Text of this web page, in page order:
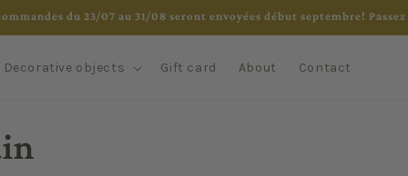
du 23/07 au 31/08 seront envoyées début septembre!
Decorative objects Gift card About Contact